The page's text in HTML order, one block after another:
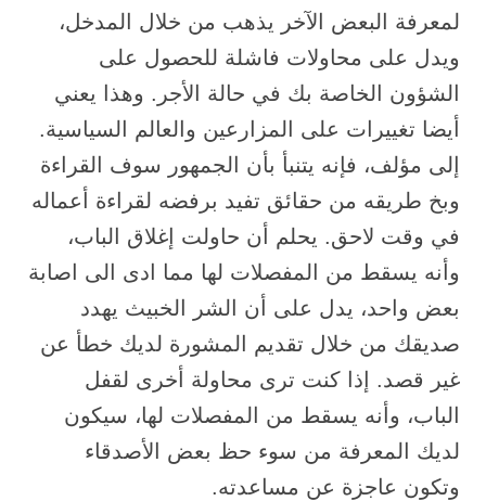
لمعرفة البعض الآخر يذهب من خلال المدخل،
ويدل على محاولات فاشلة للحصول على
الشؤون الخاصة بك في حالة الأجر. وهذا يعني
أيضا تغييرات على المزارعين والعالم السياسية.
إلى مؤلف، فإنه يتنبأ بأن الجمهور سوف القراءة
وبخ طريقه من حقائق تفيد برفضه لقراءة أعماله
في وقت لاحق. يحلم أن حاولت إغلاق الباب،
وأنه يسقط من المفصلات لها مما ادى الى اصابة
بعض واحد، يدل على أن الشر الخبيث يهدد
صديقك من خلال تقديم المشورة لديك خطأ عن
غير قصد. إذا كنت ترى محاولة أخرى لقفل
الباب، وأنه يسقط من المفصلات لها، سيكون
لديك المعرفة من سوء حظ بعض الأصدقاء
وتكون عاجزة عن مساعدته.